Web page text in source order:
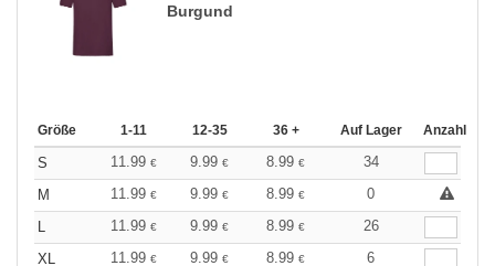
Burgund
Größe 1-11 12-35 36 + Auf Lager Anzahl
S 11.99 € 9.99 € 8.99 €
34
M
11.99 € 9.99 € 8.99 €
0
L
11.99 € 9.99 € 8.99 €
26
XL
11.99 € 9.99 € 8.99 €
6